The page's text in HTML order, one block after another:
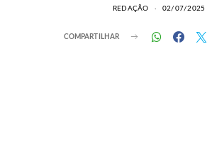
REDAÇÃO 02/07/2025
COMPARTILHAR